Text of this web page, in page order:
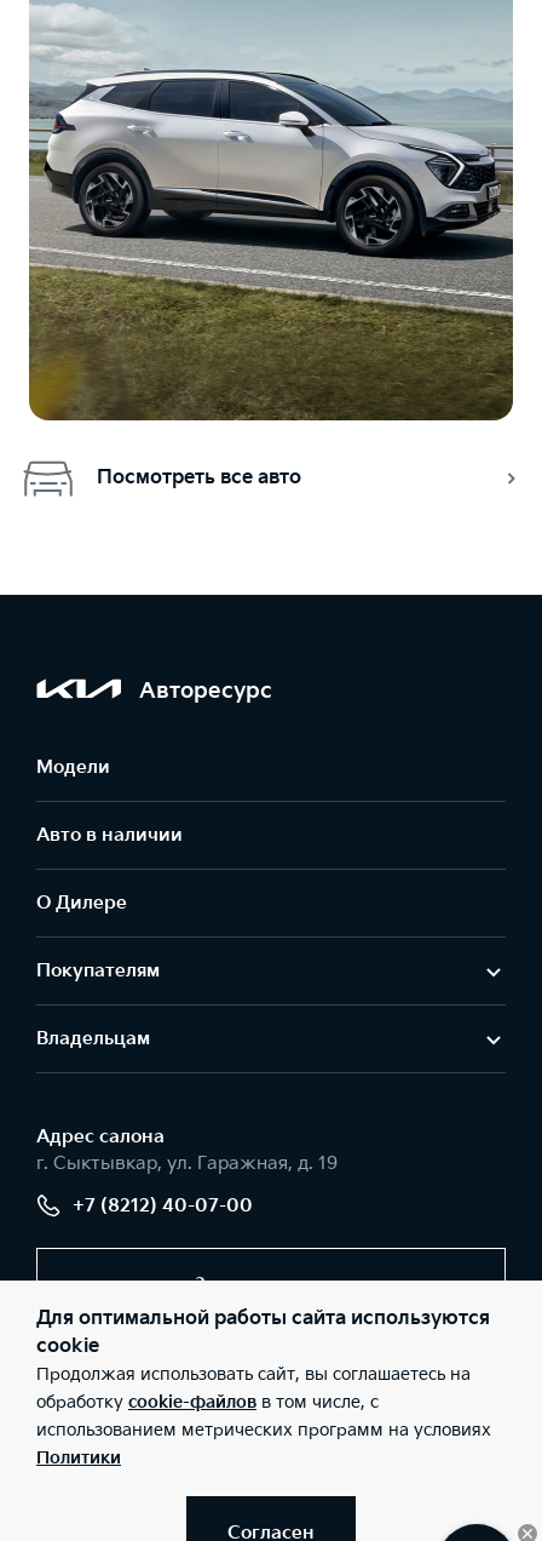
Посмотреть все авто
Авторесурс
Модели
Авто в наличии
О Дилере
Покупателям
Владельцам
Адрес салонa
г. Сыктывкар, ул. Гаражная, д. 19
+7 (8212) 40-07-00
Заказать звонок
© 2026 Юридические лица ООО «Авторесурс моторс»
(Фактический адрес: г. Сыктывкар, ул. Гаражная, д. 19; Телефон:
+7 (8212) 40-07-00; ИНН: 1101096251; ОГРН: 1121101010832), ООО
«Киа Россия и СНГ» (Фактический адрес: г.Москва, Валовая 26;
Телефон: 8 800 301 08 80; ИНН: 7728674093; ОГРН:
5087746291760) ведут деятельность на территории РФ в
соответствующих моделях и комплектациях и их наличии, ценах,
Для оптимальной работы сайта используются
cookie
Продолжая использовать сайт, вы соглашаетесь на
обработку cookie-файлов в том числе, с
использованием метрических программ на условиях
Политики
Согласен